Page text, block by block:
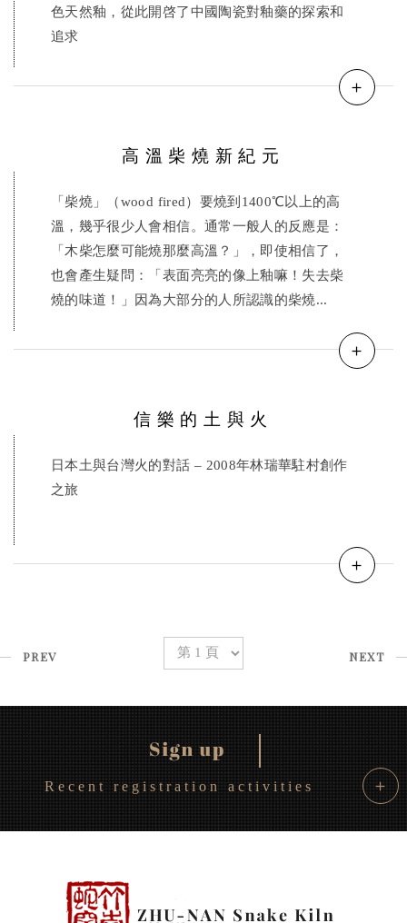
色天然釉，從此開啓了中國陶瓷對釉藥的探索和
追求
＋
高溫柴燒新紀元
「柴燒」（wood fired）要燒到1400℃以上的高
溫，幾乎很少人會相信。通常一般人的反應是：
「木柴怎麼可能燒那麼高溫？」，即使相信了，
也會產生疑問：「表面亮亮的像上釉嘛！失去柴
燒的味道！」因為大部分的人所認識的柴燒...
＋
信樂的土與火
日本土與台灣火的對話 – 2008年林瑞華駐村創作
之旅
＋
PREV NEXT
Recent registration activities ＋